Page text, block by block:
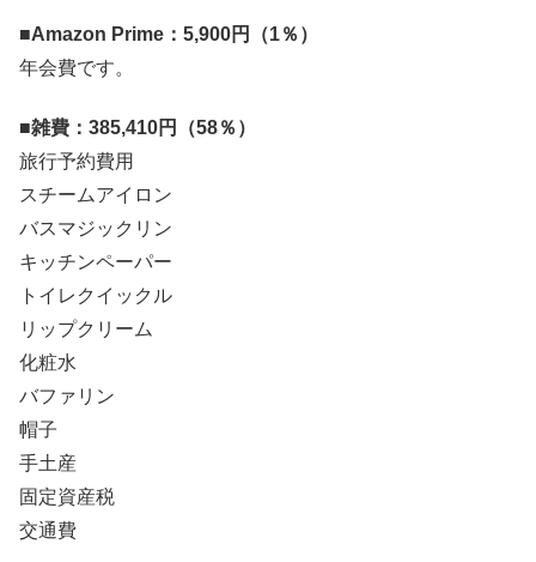
■Amazon Prime：5,900円（1％）
年会費です。
■雑費：385,410円（58％）
旅行予約費用
スチームアイロン
バスマジックリン
キッチンペーパー
トイレクイックル
リップクリーム
化粧水
バファリン
帽子
手土産
固定資産税
交通費